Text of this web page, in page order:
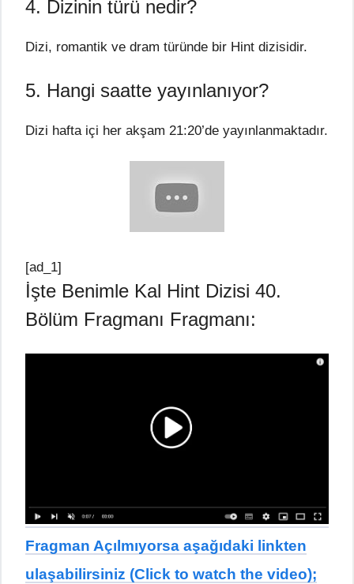
4. Dizinin türü nedir?
Dizi, romantik ve dram türünde bir Hint dizisidir.
5. Hangi saatte yayınlanıyor?
Dizi hafta içi her akşam 21:20’de yayınlanmaktadır.
[ad_1]
İşte Benimle Kal Hint Dizisi 40.
Bölüm Fragmanı Fragmanı:
Fragman Açılmıyorsa aşağıdaki linkten
ulaşabilirsiniz (Click to watch the video);